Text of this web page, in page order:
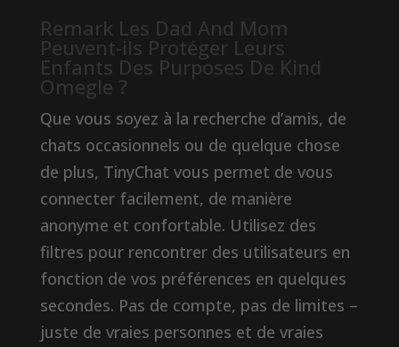
Remark Les Dad And Mom
Peuvent-ils Protéger Leurs
Enfants Des Purposes De Kind
Omegle ?
Que vous soyez à la recherche d’amis, de
chats occasionnels ou de quelque chose
de plus, TinyChat vous permet de vous
connecter facilement, de manière
anonyme et confortable. Utilisez des
filtres pour rencontrer des utilisateurs en
fonction de vos préférences en quelques
secondes. Pas de compte, pas de limites –
juste de vraies personnes et de vraies